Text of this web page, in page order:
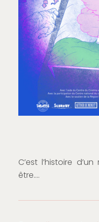
C’est l’histoire
être….